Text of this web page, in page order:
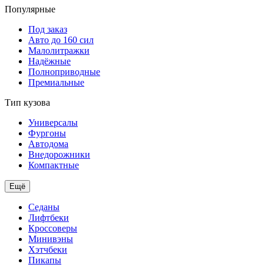
Популярные
Под заказ
Авто до 160 сил
Малолитражки
Надёжные
Полноприводные
Премиальные
Тип кузова
Универсалы
Фургоны
Автодома
Внедорожники
Компактные
Ещё
Седаны
Лифтбеки
Кроссоверы
Минивэны
Хэтчбеки
Пикапы